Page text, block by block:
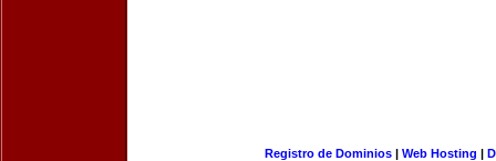
Registro de Dominios| Web Hosting |